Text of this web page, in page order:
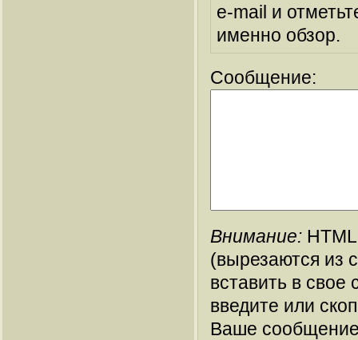
e-mail и
именно обзор.
Сообщение:
Внимание:
(вырезаются из
вставить в
введите или
Ваше